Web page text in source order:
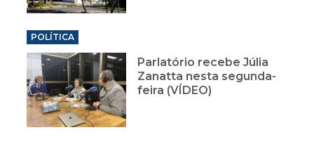
POLÍTICA
Parlatório recebe Júlia
Zanatta nesta segunda-
feira (VÍDEO)